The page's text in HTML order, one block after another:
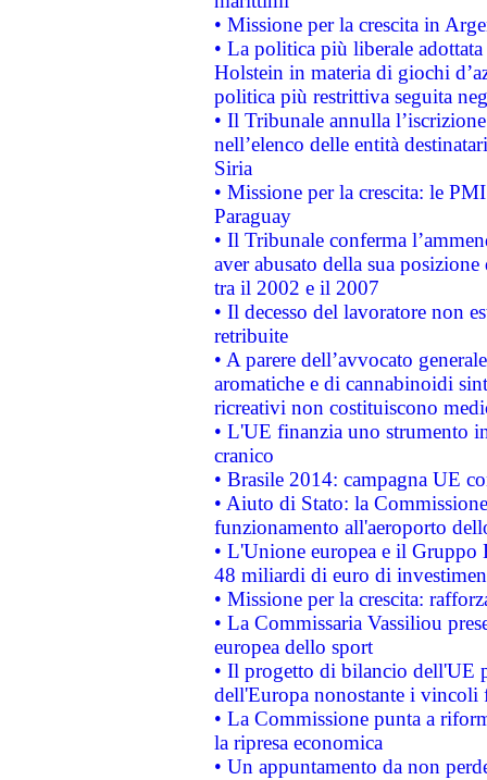
• Missione per la crescita in
• La politica più liberale
Holstein in materia di giochi
politica più restrittiva seguita
• Il Tribunale annulla
nell’elenco delle entità
Siria
• Missione per la crescita: le
Paraguay
• Il Tribunale conferma
aver abusato della sua
tra il 2002 e il 2007
• Il decesso del lavoratore non
retribuite
• A parere dell’avvocato
aromatiche e di cannabinoidi
ricreativi non costituiscono
• L'UE finanzia uno strumento
cranico
• Brasile 2014: campagna UE
• Aiuto di Stato: la
funzionamento all'aeroporto
• L'Unione europea e il
48 miliardi di euro di
• Missione per la crescita:
• La Commissaria Vassiliou
europea dello sport
• Il progetto di bilancio dell'UE
dell'Europa nonostante i vincoli
• La Commissione punta a
la ripresa economica
• Un appuntamento da non